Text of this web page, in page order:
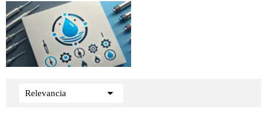
Relevancia 